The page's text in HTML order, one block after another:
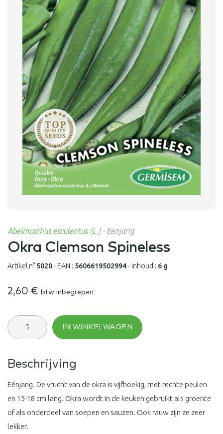
Abelmoschus esculentus (L.)- Eenjarig
Okra Clemson Spineless
Artikel n° 5020- EAN : 5606619502994- Inhoud : 6 g
2,60 € btw inbegrepen
Okra
Clemson
Spineless
IN WINKELWAGEN
Beschrijving
Eénjarig. De vrucht van de okra is vijfhoekig, met rechte peulen
en 15-18 cm lang. Okra wordt in de keuken gebruikt als groente
of als onderdeel van soepen en sauzen. Ook rauw zijn ze zeer
lekker.